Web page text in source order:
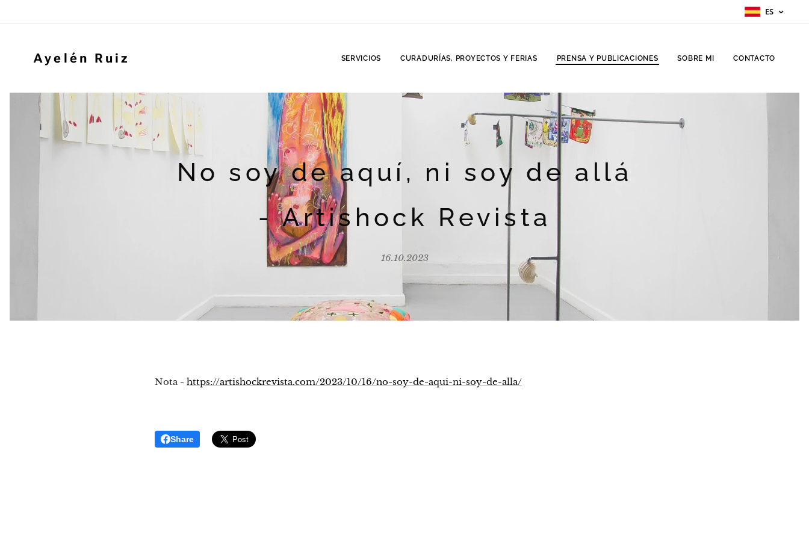
ES
Ayelén Ruiz SERVICIOS CURADURÍAS, PROYECTOS Y FERIAS PRENSA Y PUBLICACIONES SOBRE MI CONTACTO
No soy de aquí, ni soy de allá
- Artishock Revista
16.10.2023
Nota - https://artishockrevista.com/2023/10/16/no-soy-de-aqui-ni-soy-de-alla/
Share